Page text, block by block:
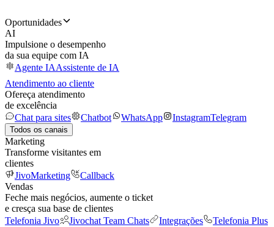
Oportunidades
AI
Impulsione o desempenho
da sua equipe com IA
Agente IAAssistente de IA
Atendimento ao cliente
Ofereça atendimento
de excelência
Chat para sites
Chatbot WhatsApp InstagramTelegram
Todos os canais
Marketing
Transforme visitantes em
clientes
JivoMarketing
Callback
Vendas
Feche mais negócios, aumente o ticket
e cresça sua base de clientes
Telefonia Jivo
Jivochat Team Chats Integrações
Telefonia Plus